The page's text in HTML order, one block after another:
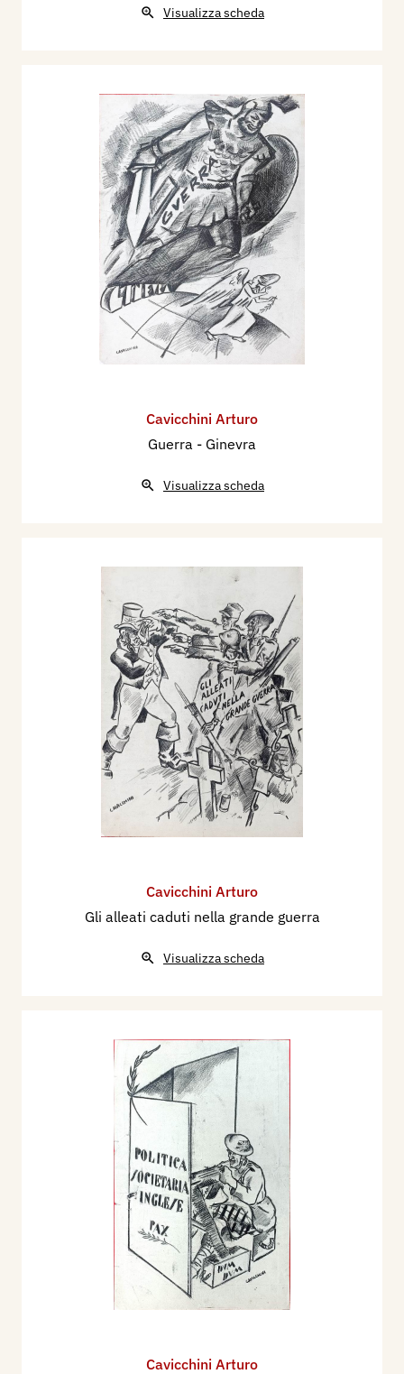
Visualizza scheda
Cavicchini Arturo
Guerra - Ginevra
Visualizza scheda
Cavicchini Arturo
Gli alleati caduti nella grande guerra
Visualizza scheda
Cavicchini Arturo